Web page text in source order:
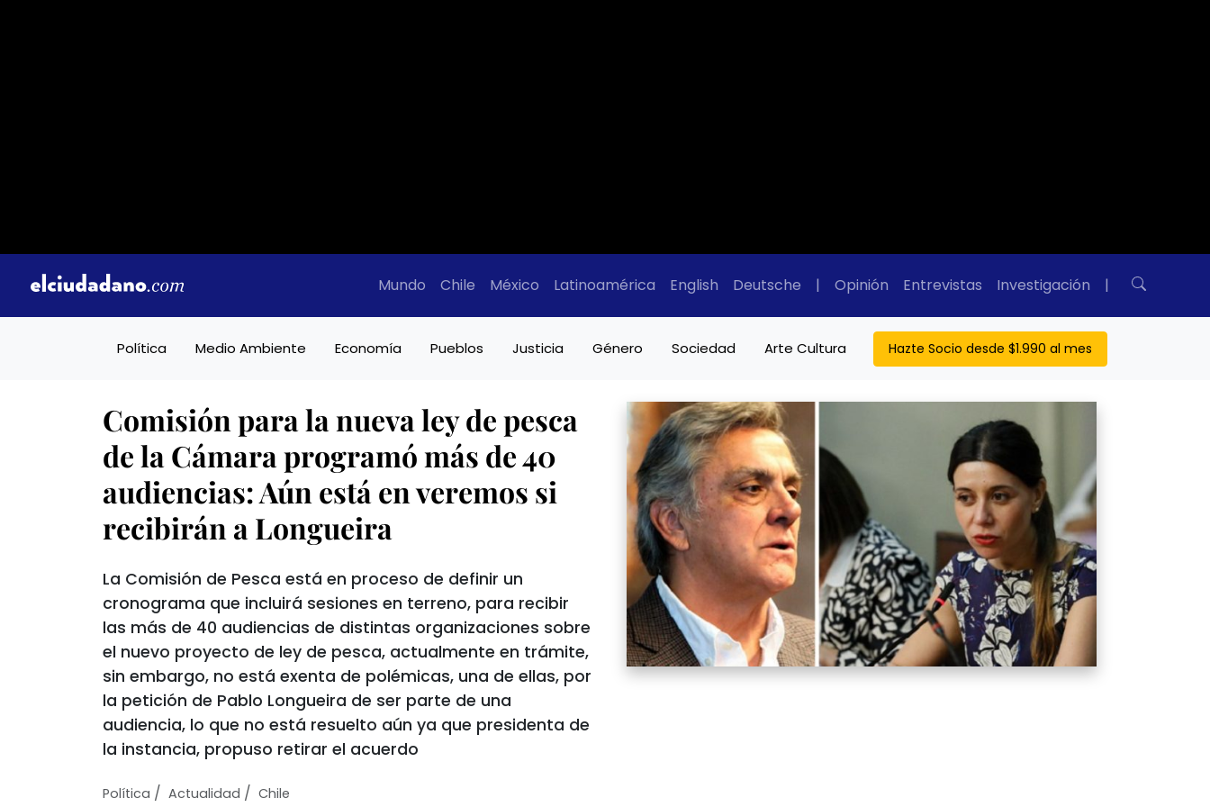
Mundo Chile México Latinoamérica English Deutsche | Opinión Entrevistas Investigación |
Política Medio Ambiente Economía Pueblos Justicia Género Sociedad Arte Cultura Hazte Socio desde $1.990 al mes
Comisión para la nueva ley de pesca
de la Cámara programó más de 40
audiencias: Aún está en veremos si
recibirán a Longueira
La Comisión de Pesca está en proceso de definir un
cronograma que incluirá sesiones en terreno, para recibir
las más de 40 audiencias de distintas organizaciones sobre
el nuevo proyecto de ley de pesca, actualmente en trámite,
sin embargo, no está exenta de polémicas, una de ellas, por
la petición de Pablo Longueira de ser parte de una
audiencia, lo que no está resuelto aún ya que presidenta de
la instancia, propuso retirar el acuerdo
Política / Actualidad / Chile